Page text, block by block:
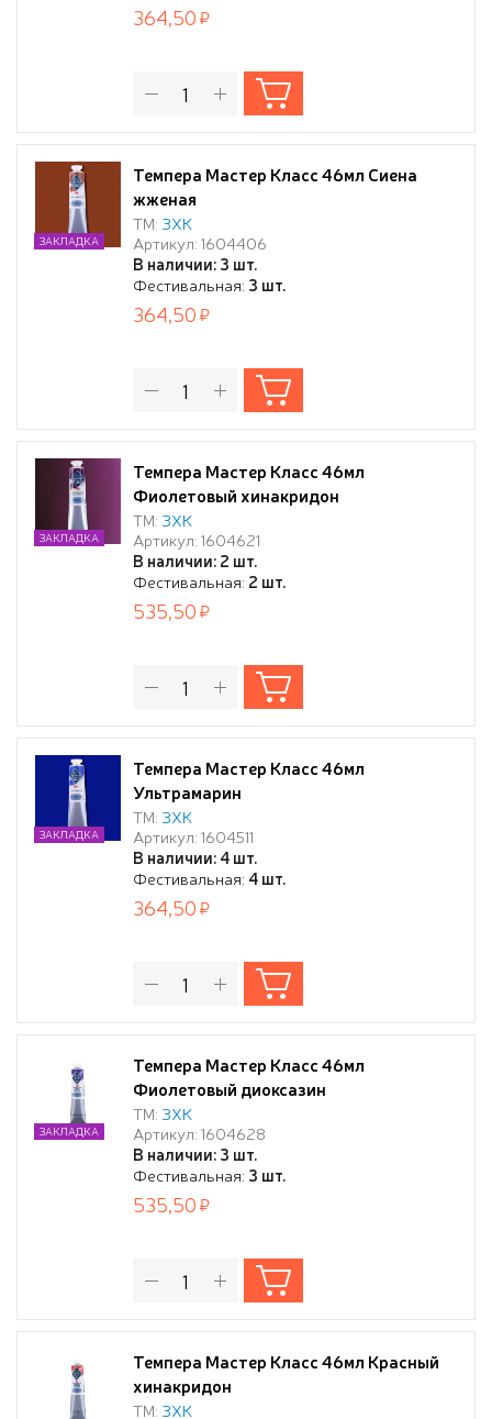
364,50
Темпера Мастер Класс 46мл Сиена
жженая
ТМ: ЗХК
Артикул: 1604406
В наличии: 3 шт.
Фестивальная: 3 шт.
ЗАКЛАДКА
364,50
Темпера Мастер Класс 46мл
Фиолетовый хинакридон
ТМ: ЗХК
Артикул: 1604621
В наличии: 2 шт.
Фестивальная: 2 шт.
ЗАКЛАДКА
535,50
Темпера Мастер Класс 46мл
Ультрамарин
ТМ: ЗХК
Артикул: 1604511
В наличии: 4 шт.
Фестивальная: 4 шт.
ЗАКЛАДКА
364,50
Темпера Мастер Класс 46мл
Фиолетовый диоксазин
ТМ: ЗХК
Артикул: 1604628
В наличии: 3 шт.
Фестивальная: 3 шт.
ЗАКЛАДКА
535,50
Темпера Мастер Класс 46мл Красный
хинакридон
ТМ: ЗХК